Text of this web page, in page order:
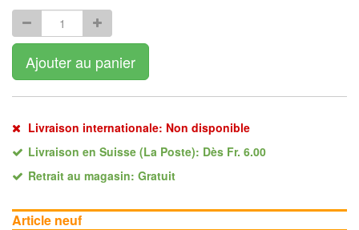
Ajouter au panier
Livraison internationale: Non disponible
Livraison en Suisse (La Poste): Dès Fr. 6.00
Retrait au magasin: Gratuit
Article neuf